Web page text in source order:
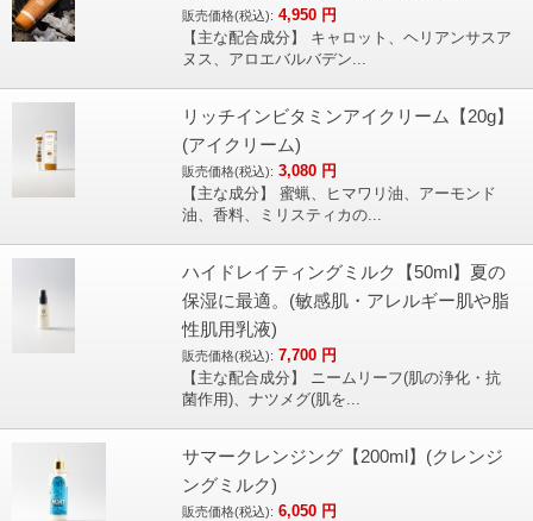
販売価格(税込): 4,950 円
【主な配合成分】 キャロット、ヘリアンサスア
ヌス、アロエバルバデン...
リッチインビタミンアイクリーム【20g】
(アイクリーム)
販売価格(税込): 3,080 円
【主な成分】 蜜蝋、ヒマワリ油、アーモンド
油、香料、ミリスティカの...
ハイドレイティングミルク【50ml】夏の
保湿に最適。(敏感肌・アレルギー肌や脂
性肌用乳液)
販売価格(税込): 7,700 円
【主な配合成分】 ニームリーフ(肌の浄化・抗
菌作用)、ナツメグ(肌を...
サマークレンジング【200ml】(クレンジ
ングミルク)
販売価格(税込): 6,050 円